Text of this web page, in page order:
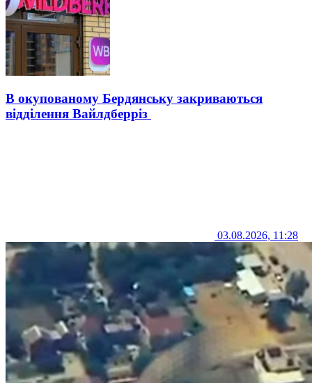
В окупованому Бердянську закриваються
відділення Вайлдберріз
03.08.2026, 11:28